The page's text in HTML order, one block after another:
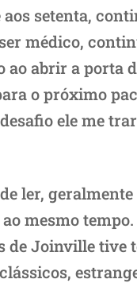
aos setenta,
médico,
ao abrir a porta
o próximo
ele me
ler, geralmente
mesmo
de Joinville tive